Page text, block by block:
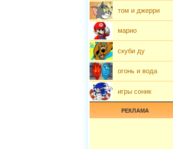
том и джерри
марио
скуби ду
огонь и вода
игры соник
РЕКЛАМА